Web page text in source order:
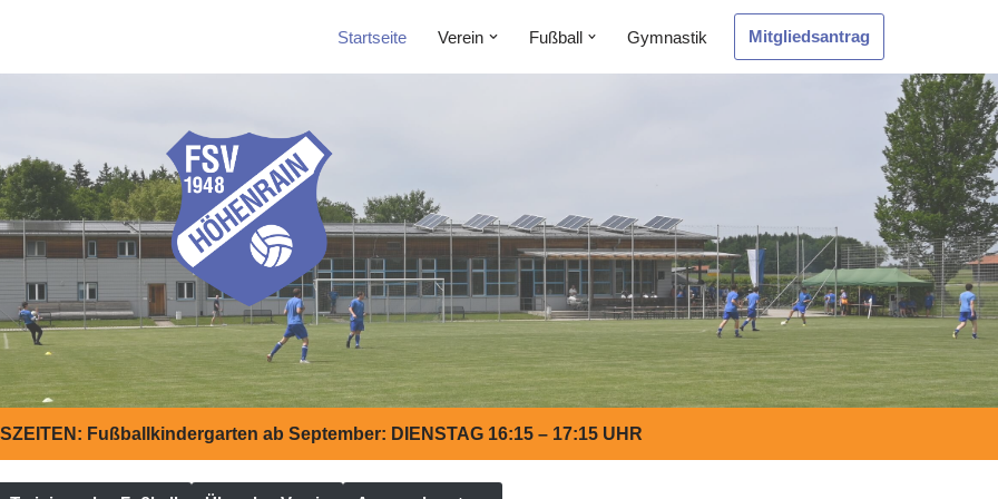
Startseite Verein Fußball Gymnastik Mitgliedsantrag
Fußballkindergarten ab September: DIENSTAG 16:15 – 17:15 UHR